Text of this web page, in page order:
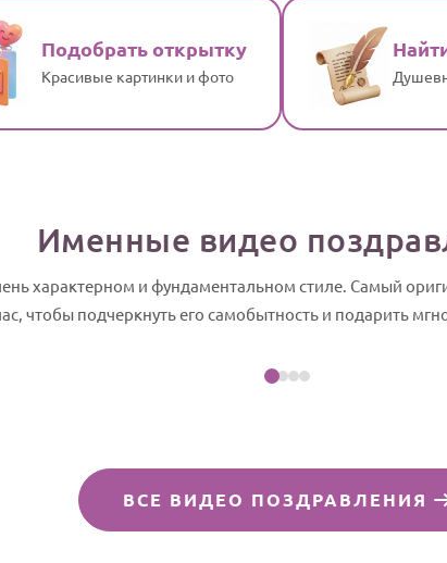
Подобрать открытку
Красивые картинки и фото
Именные видео
характерном и фундаментальном стиле. Самый
чтобы подчеркнуть его самобытность и подарить
Посмотреть пример
ВСЕ ВИДЕО ПОЗДРАВЛЕНИЯ